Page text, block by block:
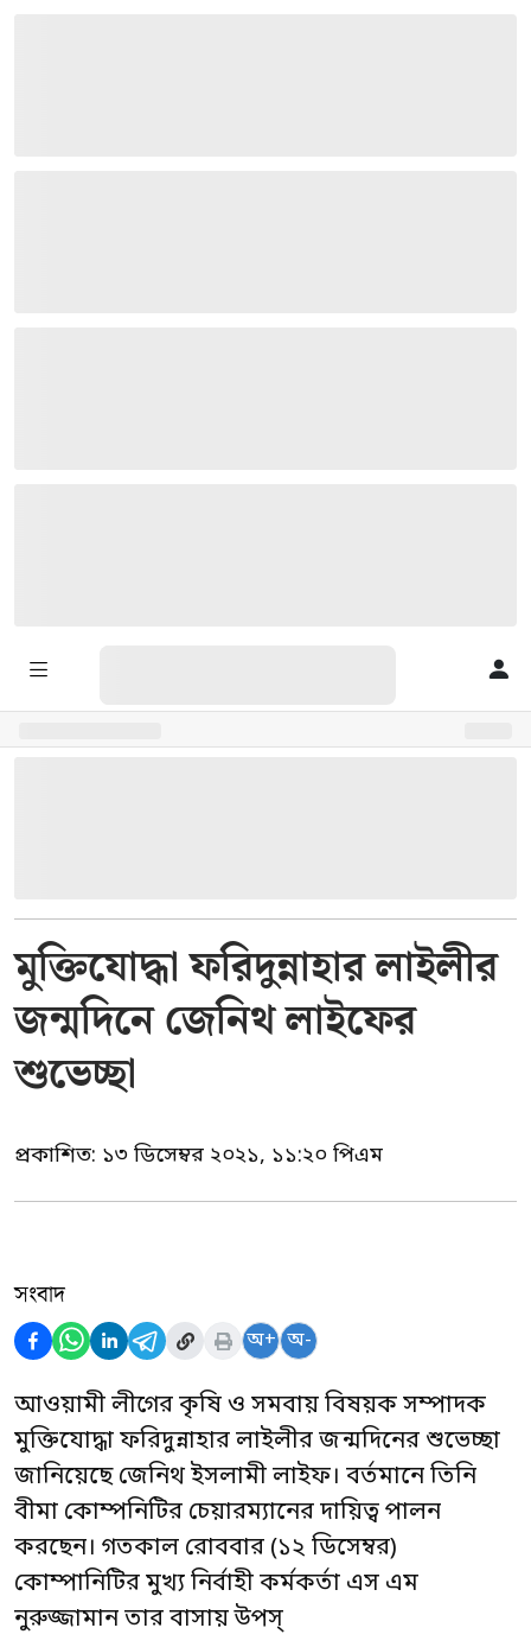
মুক্তিযোদ্ধা ফরিদুন্নাহার লাইলীর
জন্মদিনে জেনিথ লাইফের
শুভেচ্ছা
প্রকাশিত: ১৩ ডিসেম্বর ২০২১, ১১:২০ পিএম
সংবাদ
অ+ অ-
আওয়ামী লীগের কৃষি ও সমবায় বিষয়ক সম্পাদক
মুক্তিযোদ্ধা ফরিদুন্নাহার লাইলীর জন্মদিনের শুভেচ্ছা
জানিয়েছে জেনিথ ইসলামী লাইফ। বর্তমানে তিনি
বীমা কোম্পনিটির চেয়ারম্যানের দায়িত্ব পালন
করছেন। গতকাল রোববার (১২ ডিসেম্বর)
কোম্পানিটির মুখ্য নির্বাহী কর্মকর্তা এস এম
নুরুজ্জামান তার বাসায় উপস্